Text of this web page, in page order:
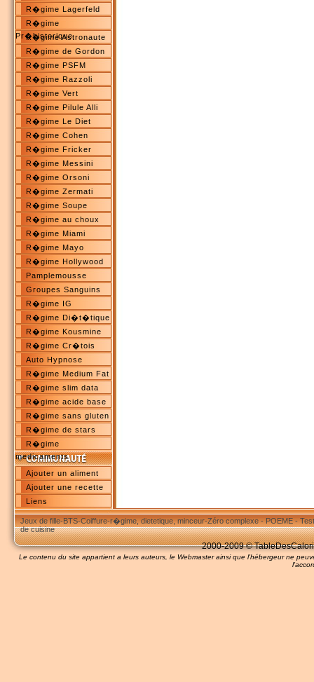
R�gime Lagerfeld
R�gime
Pr�historique
R�gime Astronaute
R�gime de Gordon
R�gime PSFM
R�gime Razzoli
R�gime Vert
R�gime Pilule Alli
R�gime Le Diet
R�gime Cohen
R�gime Fricker
R�gime Messini
R�gime Orsoni
R�gime Zermati
R�gime Soupe
R�gime au choux
R�gime Miami
R�gime Mayo
R�gime Hollywood
Pamplemousse
Groupes Sanguins
R�gime IG
R�gime Di�t�tique
R�gime Kousmine
R�gime Cr�tois
Auto Hypnose
R�gime Medium Fat
R�gime slim data
R�gime acide base
R�gime sans gluten
R�gime de stars
R�gime
medicaments
Ajouter un aliment
Ajouter une recette
Liens
Jeux de fille-BTS-Coiffure-r�gime, dietetique, minceur-Zéro complexe-POEME-
de cuisine
2000-2009 ©
Le contenu du site appartient a leurs auteurs, le Webmaster ainsi que l'hébergeur ne